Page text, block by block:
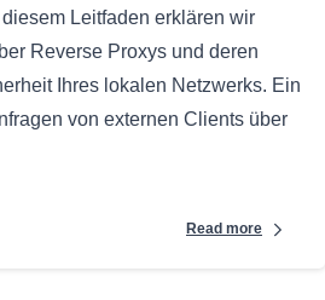
Leitfaden erklären wir
Reverse Proxys und deren
Ihres lokalen Netzwerks. Ein
von externen Clients über
Read more